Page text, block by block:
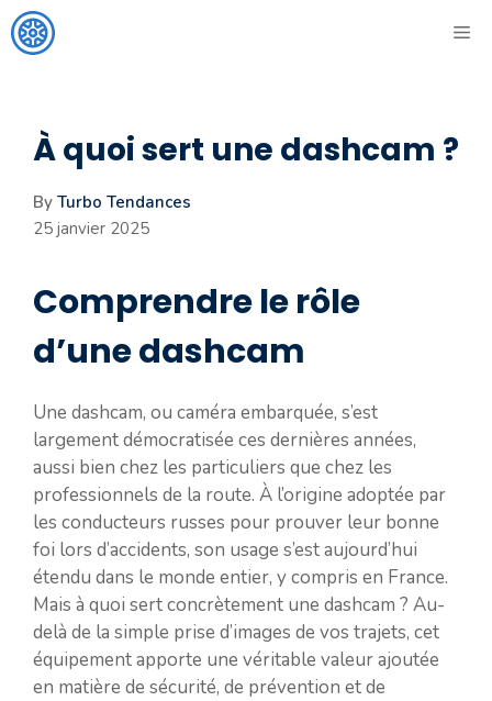
Aller
au
À quoi sert une dashcam ?
By Turbo Tendances
25 janvier 2025
Comprendre le rôle
d’une dashcam
Une dashcam, ou caméra embarquée, s’est
largement démocratisée ces dernières années,
aussi bien chez les particuliers que chez les
professionnels de la route. À l’origine adoptée par
les conducteurs russes pour prouver leur bonne
foi lors d’accidents, son usage s’est aujourd’hui
étendu dans le monde entier, y compris en France.
Mais à quoi sert concrètement une dashcam ? Au-
delà de la simple prise d’images de vos trajets, cet
équipement apporte une véritable valeur ajoutée
en matière de sécurité, de prévention et de